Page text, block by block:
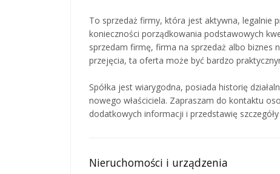
To sprzedaż firmy, która jest aktywna, legalnie
konieczności porządkowania podstawowych
sprzedam firmę, firma na sprzedaż albo biznes
przejęcia, ta oferta może być bardzo
Spółka jest wiarygodna, posiada historię
nowego właściciela. Zapraszam do kontaktu
dodatkowych informacji i przedstawię
Nieruchomości i urządzenia